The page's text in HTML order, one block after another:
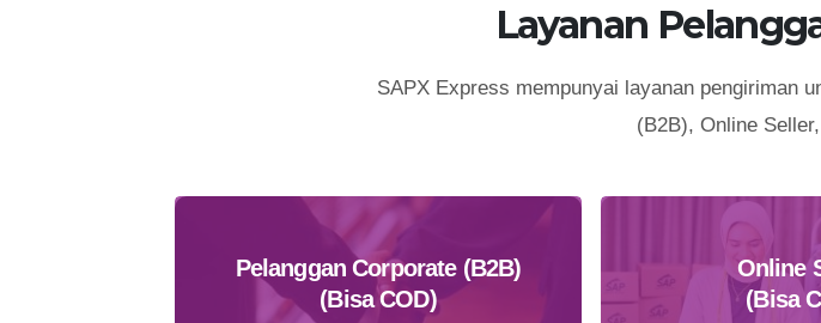
Layanan
SAPX Express mempunyai layanan pengiriman
(B2B), Online
Pelanggan Corporate (B2B)
(Bisa COD)
Online
(Bisa